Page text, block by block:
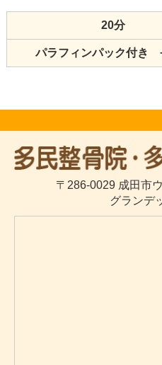
20分
パラフィンパック付き
〒286-0029 成田市
グランデ